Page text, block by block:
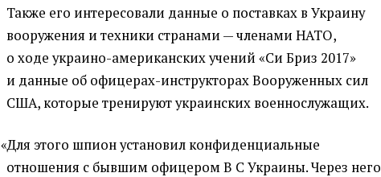
Также его интересовали данные о поставках в Украину
вооружения и техники странами — членами НАТО,
о ходе украино-американских учений «Си Бриз 2017»
и данные об офицерах-инструкторах Вооруженных сил
США, которые тренируют украинских военнослужащих.
«Для этого шпион установил конфиденциальные
отношения с бывшим офицером В С Украины. Через него